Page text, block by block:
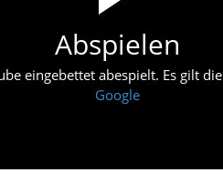
Abspielen
eingebettet abespielt. Es gilt die
Google